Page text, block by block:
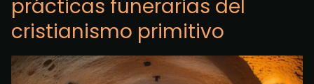
prácticas funerarias del
cristianismo primitivo